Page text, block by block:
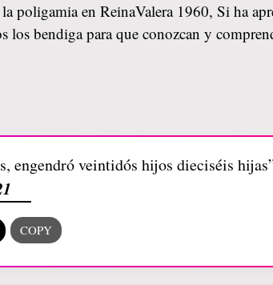
poligamia en ReinaValera 1960, Si ha
bendiga para que conozcan y
engendró veintidós hijos dieciséis